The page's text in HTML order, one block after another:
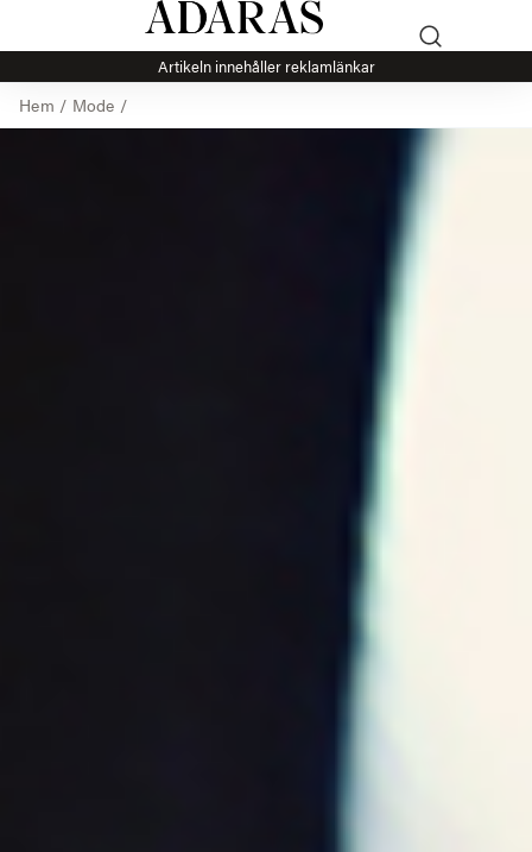
Artikeln innehåller reklamlänkar
Hem / Mode /